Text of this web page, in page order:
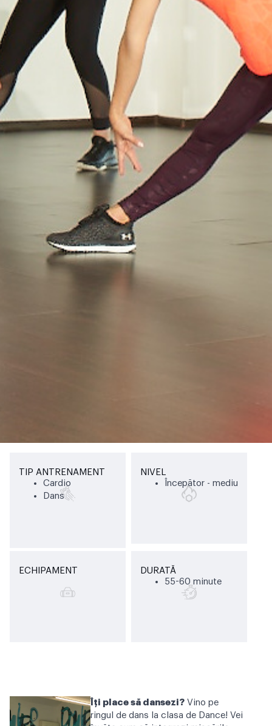
TIP ANTRENAMENT
Cardio
Dans
NIVEL
Începător - mediu
ECHIPAMENT
DURATĂ
55-60 minute
Îți place să dansezi? Vino pe
ringul de dans la clasa de Dance! Vei